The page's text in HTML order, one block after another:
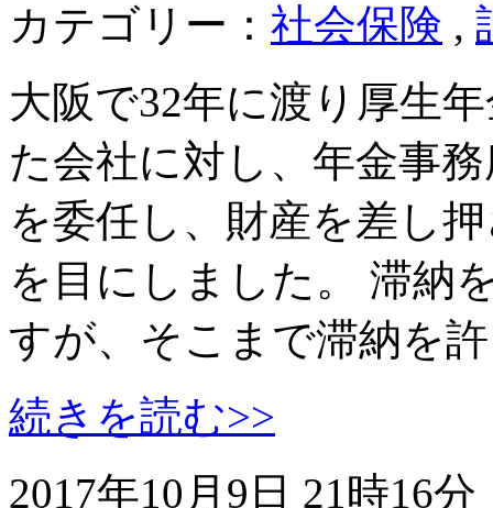
カテゴリー： 社会保険 ,
大阪で32年に渡り厚生
た会社に対し、年金事
を委任し、財産を差し
を目にしました。 滞納
すが、そこまで滞納を
続きを読む>>
2017年10月9日 21時16分